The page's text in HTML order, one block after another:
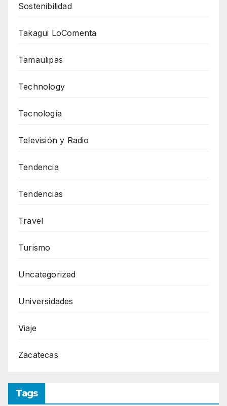
Sostenibilidad
Takagui LoComenta
Tamaulipas
Technology
Tecnología
Televisión y Radio
Tendencia
Tendencias
Travel
Turismo
Uncategorized
Universidades
Viaje
Zacatecas
Tags